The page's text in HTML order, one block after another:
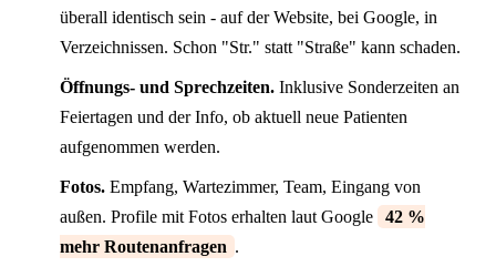
überall identisch sein - auf der Website, bei Google, in
Verzeichnissen. Schon "Str." statt "Straße" kann schaden.
Öffnungs- und Sprechzeiten.Inklusive Sonderzeiten an
Feiertagen und der Info, ob aktuell neue Patienten
aufgenommen werden.
Fotos.Empfang, Wartezimmer, Team, Eingang von
außen. Profile mit Fotos erhalten laut Google
42 %
mehr Routenanfragen .